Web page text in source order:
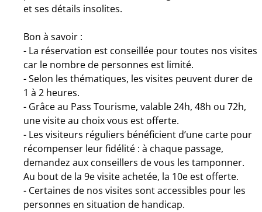
et ses détails insolites.
Bon à savoir :
- La réservation est conseillée pour toutes nos visites
car le nombre de personnes est limité.
- Selon les thématiques, les visites peuvent durer de
1 à 2 heures.
- Grâce au Pass Tourisme, valable 24h, 48h ou 72h,
une visite au choix vous est offerte.
- Les visiteurs réguliers bénéficient d’une carte pour
récompenser leur fidélité : à chaque passage,
demandez aux conseillers de vous les tamponner.
Au bout de la 9e visite achetée, la 10e est offerte.
- Certaines de nos visites sont accessibles pour les
personnes en situation de handicap.